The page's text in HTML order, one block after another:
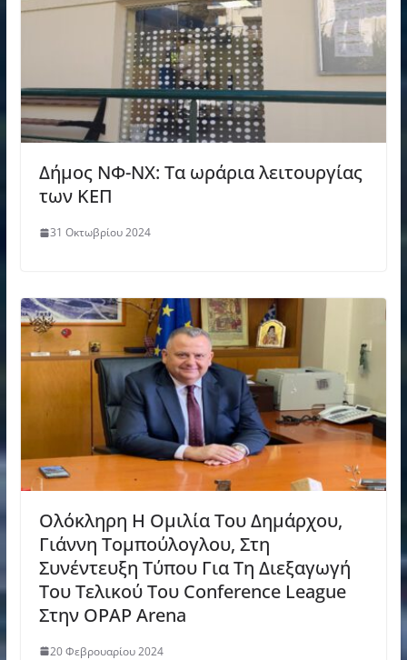
Δήμος ΝΦ-ΝΧ: Τα ωράρια λειτουργίας
των ΚΕΠ
31 Οκτωβρίου 2024
Ολόκληρη Η Ομιλία Του Δημάρχου,
Γιάννη Τομπούλογλου, Στη
Συνέντευξη Τύπου Για Τη Διεξαγωγή
Του Τελικού Του Conference League
Στην OPAP Arena
20 Φεβρουαρίου 2024